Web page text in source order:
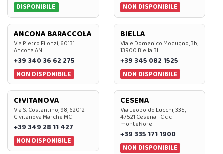
DISPONIBILE
NON DISPONIBILE
ANCONA BARACCOLA
Via Pietro Filonzi, 60131
Ancona AN
+39 340 36 62 275
NON DISPONIBILE
BIELLA
Viale Domenico Modugno, 3b,
13900 Biella BI
+39 345 082 1525
NON DISPONIBILE
CIVITANOVA
Via S. Costantino, 98, 62012
Civitanova Marche MC
+39 349 28 11 427
NON DISPONIBILE
CESENA
Via Leopoldo Lucchi, 335,
47521 Cesena FC c.c.
montefiore
+39 335 171 1900
NON DISPONIBILE